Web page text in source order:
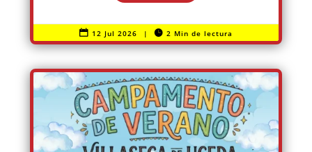
 12 Jul 2026 |  2 Min de lectura